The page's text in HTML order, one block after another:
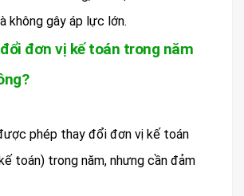
không gây áp lực lớn.
đơn vị kế toán trong năm
phép thay đổi đơn vị kế toán
toán) trong năm, nhưng cần đảm